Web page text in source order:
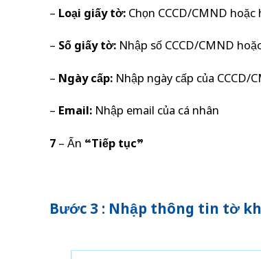
–Loại giấy tờ:Chọn CCCD/CMND
–Số giấy tờ:Nhập số CCCD/CMND
–Ngày cấp:Nhập ngày cấp của
–Email:Nhập email của cá nhân
7– Ấn “Tiếp tục”
Bước 3 : Nhập thông tin tờ